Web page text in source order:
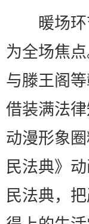
暖场环节
为全场焦
与滕王阁
借装满法
动漫形象
民法典》
民法典，